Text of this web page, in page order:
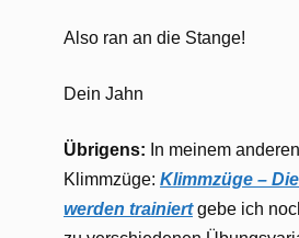
Also ran an die Stange!
Dein Jahn
Übrigens: In meinem
Klimmzüge: Klimmzüge –
werden trainiertgebe ich